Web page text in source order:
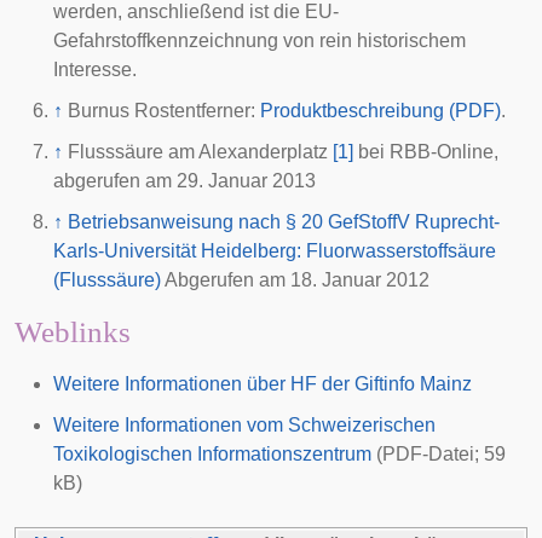
werden, anschließend ist die EU-
Gefahrstoffkennzeichnung von rein historischem
Interesse.
↑ Burnus Rostentferner: Produktbeschreibung (PDF).
↑ Flusssäure am Alexanderplatz [1] bei RBB-Online,
abgerufen am 29. Januar 2013
↑ Betriebsanweisung nach § 20 GefStoffV Ruprecht-
Karls-Universität Heidelberg: Fluorwasserstoffsäure
(Flusssäure)Abgerufen am 18. Januar 2012
Weblinks
Weitere Informationen über HF der Giftinfo Mainz
Weitere Informationen vom Schweizerischen
Toxikologischen Informationszentrum (PDF-Datei; 59
kB)